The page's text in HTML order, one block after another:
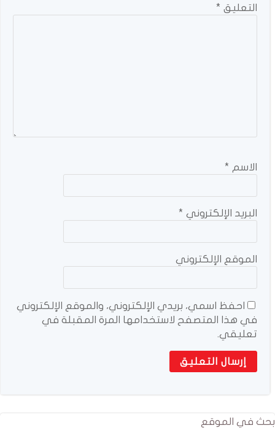
التعليق *
الاسم *
البريد الإلكتروني *
الموقع الإلكتروني
احفظ اسمي، بريدي الإلكتروني، والموقع الإلكتروني
في هذا المتصفح لاستخدامها المرة المقبلة في
تعليقي.
بحث في الموقع